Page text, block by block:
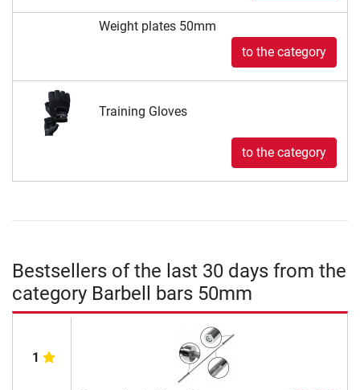
Weight plates 50mm
to the category
Training Gloves
to the category
Bestsellers of the last 30 days from the
category Barbell bars 50mm
1